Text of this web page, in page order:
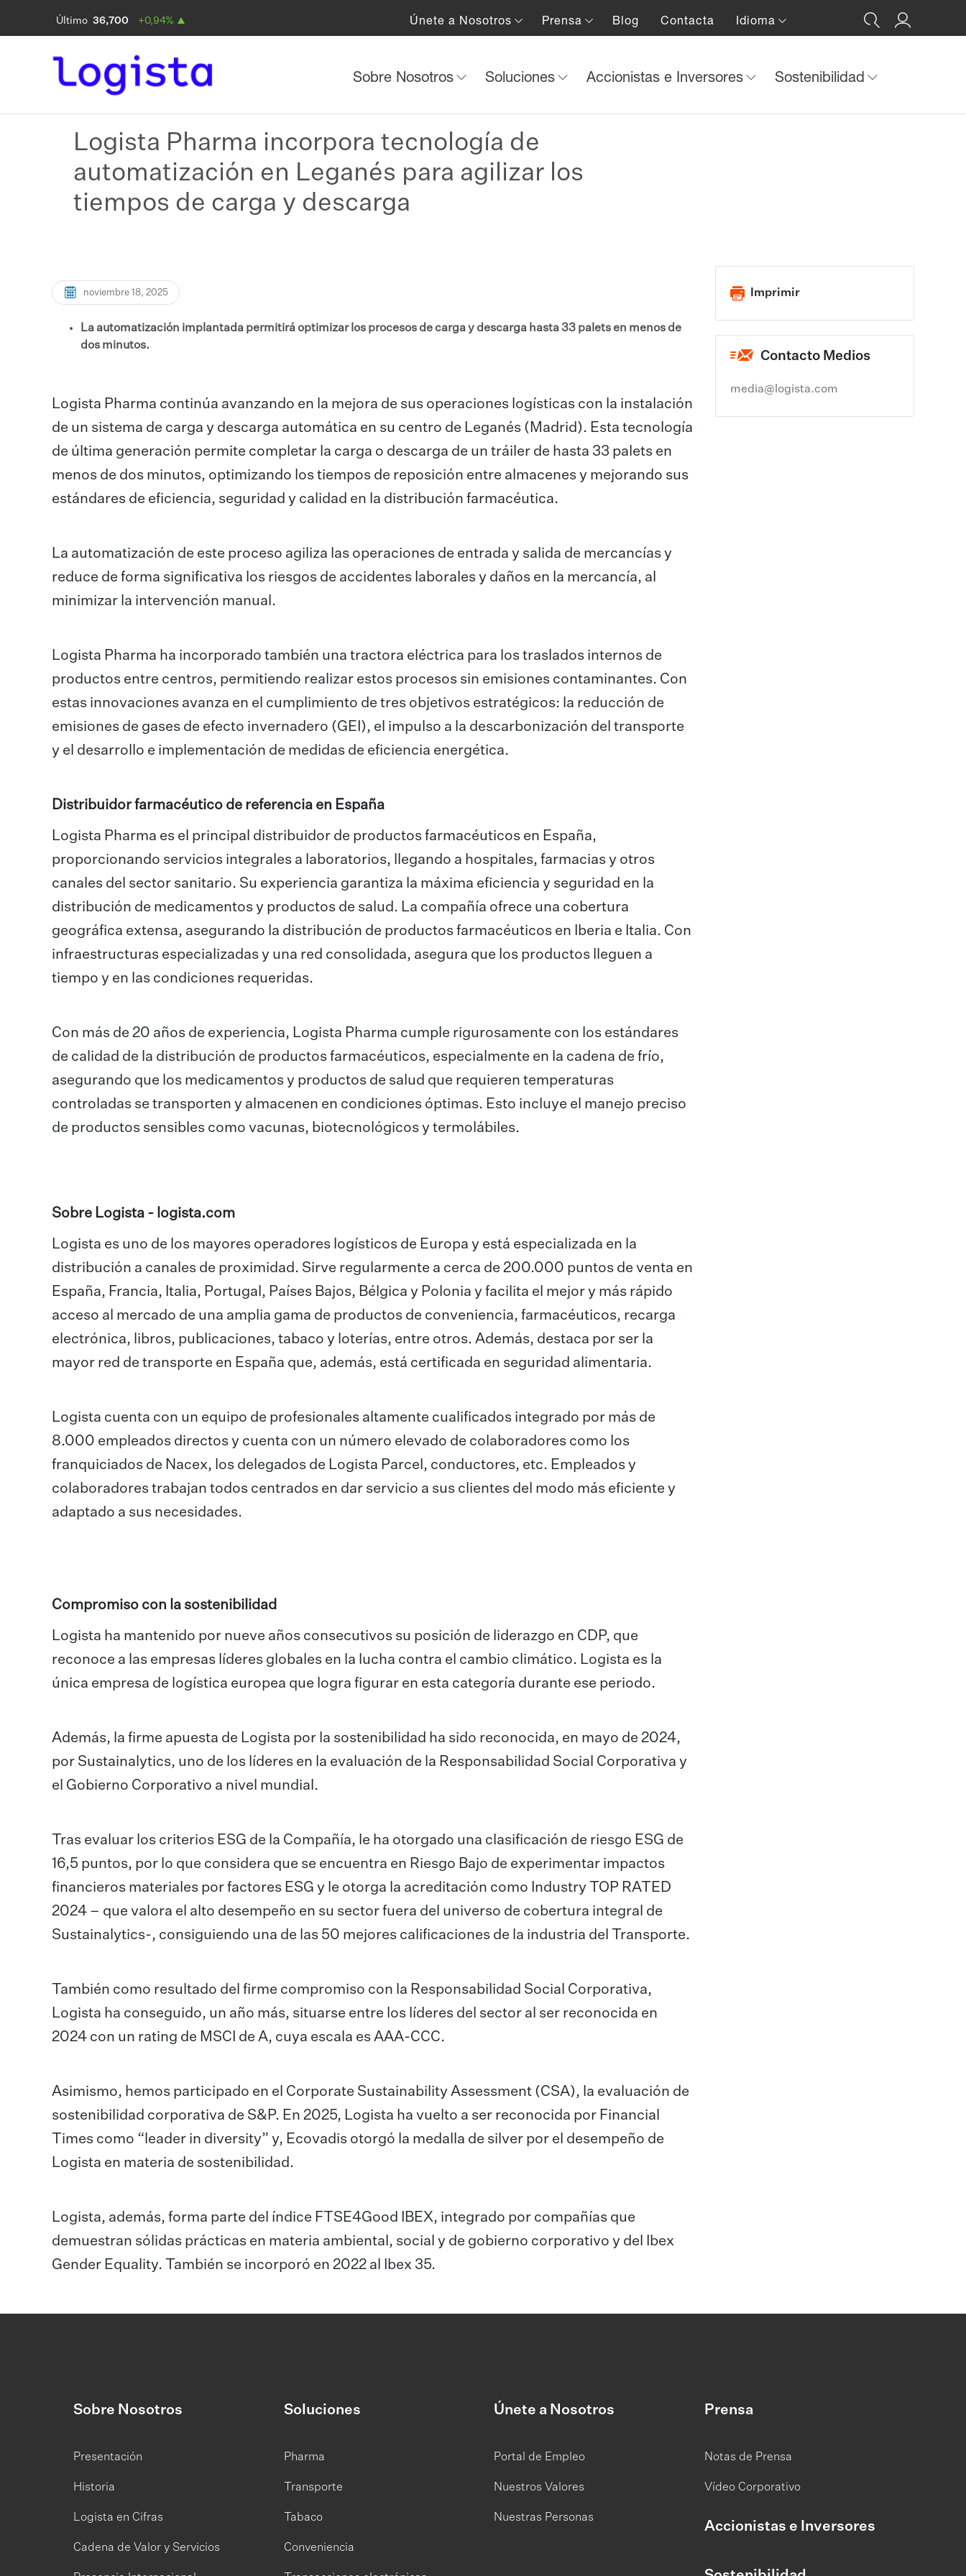
Únete a Nosotros Prensa Blog Contacta Idioma
Sobre Nosotros Soluciones Accionistas e Inversores Sostenibilidad
Logista Pharma incorpora tecnología de
automatización en Leganés para agilizar los
tiempos de carga y descarga
noviembre 18, 2025
La automatización implantada permitirá optimizar los procesos de carga y descarga hasta 33 palets en menos de
dos minutos.
Logista Pharma continúa avanzando en la mejora de sus operaciones logísticas con la instalación
de un sistema de carga y descarga automática en su centro de Leganés (Madrid). Esta tecnología
de última generación permite completar la carga o descarga de un tráiler de hasta 33 palets en
menos de dos minutos, optimizando los tiempos de reposición entre almacenes y mejorando sus
estándares de eficiencia, seguridad y calidad en la distribución farmacéutica.
La automatización de este proceso agiliza las operaciones de entrada y salida de mercancías y
reduce de forma significativa los riesgos de accidentes laborales y daños en la mercancía, al
minimizar la intervención manual.
Logista Pharma ha incorporado también una tractora eléctrica para los traslados internos de
productos entre centros, permitiendo realizar estos procesos sin emisiones contaminantes. Con
estas innovaciones avanza en el cumplimiento de tres objetivos estratégicos: la reducción de
emisiones de gases de efecto invernadero (GEI), el impulso a la descarbonización del transporte
y el desarrollo e implementación de medidas de eficiencia energética.
Distribuidor farmacéutico de referencia en España
Logista Pharma es el principal distribuidor de productos farmacéuticos en España,
proporcionando servicios integrales a laboratorios, llegando a hospitales, farmacias y otros
canales del sector sanitario. Su experiencia garantiza la máxima eficiencia y seguridad en la
distribución de medicamentos y productos de salud. La compañía ofrece una cobertura
geográfica extensa, asegurando la distribución de productos farmacéuticos en Iberia e Italia. Con
infraestructuras especializadas y una red consolidada, asegura que los productos lleguen a
tiempo y en las condiciones requeridas.
Con más de 20 años de experiencia, Logista Pharma cumple rigurosamente con los estándares
de calidad de la distribución de productos farmacéuticos, especialmente en la cadena de frío,
asegurando que los medicamentos y productos de salud que requieren temperaturas
controladas se transporten y almacenen en condiciones óptimas. Esto incluye el manejo preciso
de productos sensibles como vacunas, biotecnológicos y termolábiles.
Sobre Logista - logista.com
Logista es uno de los mayores operadores logísticos de Europa y está especializada en la
distribución a canales de proximidad. Sirve regularmente a cerca de 200.000 puntos de venta en
España, Francia, Italia, Portugal, Países Bajos, Bélgica y Polonia y facilita el mejor y más rápido
acceso al mercado de una amplia gama de productos de conveniencia, farmacéuticos, recarga
electrónica, libros, publicaciones, tabaco y loterías, entre otros. Además, destaca por ser la
mayor red de transporte en España que, además, está certificada en seguridad alimentaria.
Logista cuenta con un equipo de profesionales altamente cualificados integrado por más de
8.000 empleados directos y cuenta con un número elevado de colaboradores como los
franquiciados de Nacex, los delegados de Logista Parcel, conductores, etc. Empleados y
colaboradores trabajan todos centrados en dar servicio a sus clientes del modo más eficiente y
adaptado a sus necesidades.
Compromiso con la sostenibilidad
Logista ha mantenido por nueve años consecutivos su posición de liderazgo en CDP, que
reconoce a las empresas líderes globales en la lucha contra el cambio climático. Logista es la
única empresa de logística europea que logra figurar en esta categoría durante ese periodo.
Además, la firme apuesta de Logista por la sostenibilidad ha sido reconocida, en mayo de 2024,
por Sustainalytics, uno de los líderes en la evaluación de la Responsabilidad Social Corporativa y
el Gobierno Corporativo a nivel mundial.
Tras evaluar los criterios ESG de la Compañía, le ha otorgado una clasificación de riesgo ESG de
16,5 puntos, por lo que considera que se encuentra en Riesgo Bajo de experimentar impactos
financieros materiales por factores ESG y le otorga la acreditación como Industry TOP RATED
2024 – que valora el alto desempeño en su sector fuera del universo de cobertura integral de
Sustainalytics-, consiguiendo una de las 50 mejores calificaciones de la industria del Transporte.
También como resultado del firme compromiso con la Responsabilidad Social Corporativa,
Logista ha conseguido, un año más, situarse entre los líderes del sector al ser reconocida en
2024 con un rating de MSCI de A, cuya escala es AAA-CCC.
Asimismo, hemos participado en el Corporate Sustainability Assessment (CSA), la evaluación de
sostenibilidad corporativa de S&P. En 2025, Logista ha vuelto a ser reconocida por Financial
Times como “leader in diversity” y, Ecovadis otorgó la medalla de silver por el desempeño de
Logista en materia de sostenibilidad.
Logista, además, forma parte del índice FTSE4Good IBEX, integrado por compañías que
demuestran sólidas prácticas en materia ambiental, social y de gobierno corporativo y del Ibex
Gender Equality. También se incorporó en 2022 al Ibex 35.
Imprimir
Contacto Medios
media@logista.com
Sobre Nosotros
Presentación
Historia
Logista en Cifras
Cadena de Valor y Servicios
Soluciones
Pharma
Transporte
Tabaco
Conveniencia
Únete a Nosotros
Portal de Empleo
Nuestros Valores
Nuestras Personas
Prensa
Notas de Prensa
Vídeo Corporativo
Accionistas e Inversores